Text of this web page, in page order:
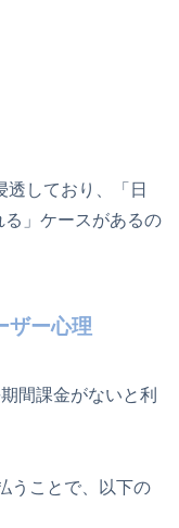
しており、「日
」ケースがあるの
ザー心理
間課金がないと利
うことで、以下の